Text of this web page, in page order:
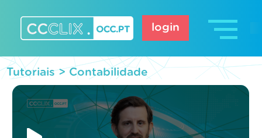
content
login
Tutoriais > Contabilidade